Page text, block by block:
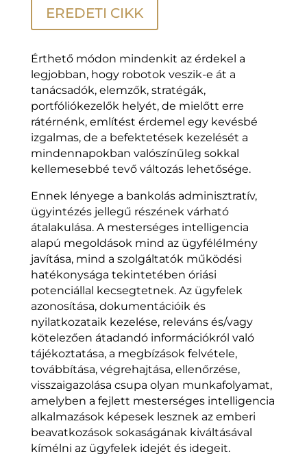
EREDETI CIKK
Érthető módon mindenkit az érdekel a
legjobban, hogy robotok veszik-e át a
tanácsadók, elemzők, stratégák,
portfóliókezelők helyét, de mielőtt erre
rátérnénk, említést érdemel egy kevésbé
izgalmas, de a befektetések kezelését a
mindennapokban valószínűleg sokkal
kellemesebbé tevő változás lehetősége.
Ennek lényege a bankolás adminisztratív,
ügyintézés jellegű részének várható
átalakulása. A mesterséges intelligencia
alapú megoldások mind az ügyfélélmény
javítása, mind a szolgáltatók működési
hatékonysága tekintetében óriási
potenciállal kecsegtetnek. Az ügyfelek
azonosítása, dokumentációik és
nyilatkozataik kezelése, releváns és/vagy
kötelezően átadandó információkról való
tájékoztatása, a megbízások felvétele,
továbbítása, végrehajtása, ellenőrzése,
visszaigazolása csupa olyan munkafolyamat,
amelyben a fejlett mesterséges intelligencia
alkalmazások képesek lesznek az emberi
beavatkozások sokaságának kiváltásával
kímélni az ügyfelek idejét és idegeit.